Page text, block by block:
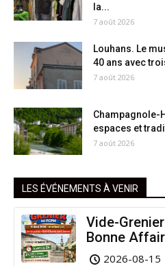
la...
7 août 2026
Louhans. Le
40 ans avec
7 août 2026
Champagnole-
espaces et
7 août 2026
LES ÉVÉNEMENTS À VENIR
Vide-
Bonne
Arinthod !
2026-08-15